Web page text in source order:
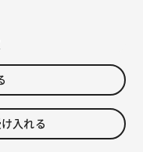
入れる